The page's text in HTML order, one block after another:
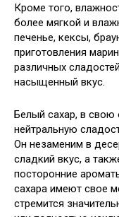
Кроме того,
более мягкой и
печенье, кексы,
приготовления
различных
насыщенный вкус.
Белый сахар, в свою
нейтральную
Он незаменим в
сладкий вкус, а
посторонние
сахара имеют свое
стремится